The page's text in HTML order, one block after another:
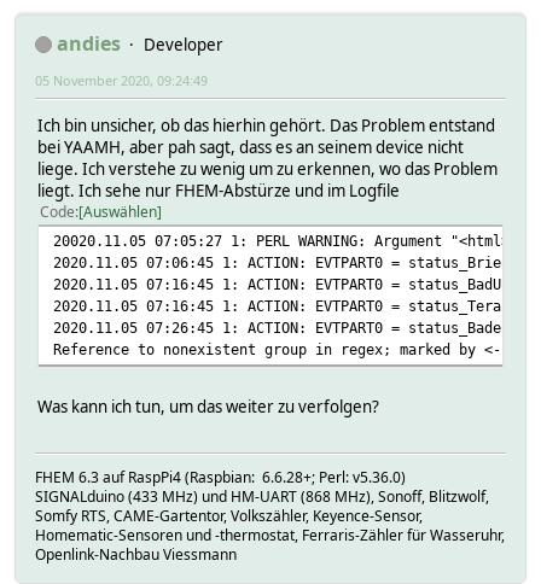
andies Developer
05 November 2020, 09:24:49
Ich bin unsicher, ob das hierhin gehört. Das Problem entstand
bei YAAMH, aber pah sagt, dass es an seinem device nicht
liege. Ich verstehe zu wenig um zu erkennen, wo das Problem
liegt. Ich sehe nur FHEM-Abstürze und im Logfile
Code Auswählen
20020.11.05 07:05:27 1: PERL WARNING: Argument
2020.11.05 07:06:45 1: ACTION: EVTPART0 =
2020.11.05 07:16:45 1: ACTION: EVTPART0 =
2020.11.05 07:16:45 1: ACTION: EVTPART0 =
2020.11.05 07:26:45 1: ACTION: EVTPART0 =
Reference to nonexistent group in regex; marked by <--
Was kann ich tun, um das weiter zu verfolgen?
FHEM 6.3 auf RaspPi4 (Raspbian: 6.6.28+; Perl: v5.36.0)
SIGNALduino (433 MHz) und HM-UART (868 MHz), Sonoff, Blitzwolf,
Somfy RTS, CAME-Gartentor, Volkszähler, Keyence-Sensor,
Homematic-Sensoren und -thermostat, Ferraris-Zähler für Wasseruhr,
Openlink-Nachbau Viessmann